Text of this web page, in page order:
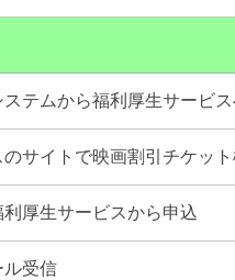
テムから福利厚生サービ
サイトで映画割引チケッ
厚生サービスから申込
ル受信